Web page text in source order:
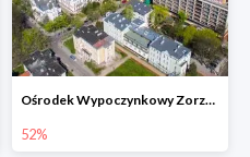
Ośrodek Wypoczynkowy Zorza Kołobrzeg -52%
52%